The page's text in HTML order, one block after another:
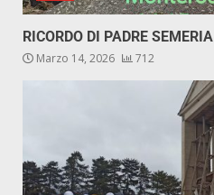
RICORDO DI PADRE SEMERIA
Marzo 14, 2026 712